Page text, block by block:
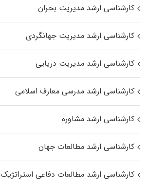
کارشناسی ارشد مدیریت بحران
کارشناسی ارشد مدیریت جهانگردی
کارشناسی ارشد مدیریت دریایی
کارشناسی ارشد مدرسی معارف اسلامی
کارشناسی ارشد مشاوره
کارشناسی ارشد مطالعات جهان
کارشناسی ارشد مطالعات دفاعی استراتژیک